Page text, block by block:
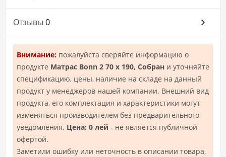
Отзывы 0
Внимание: пожалуйста сверяйте информацию о
продукте Матрас Bonn 2 70 х 190, Собран и уточняйте
спецификацию, цены, наличие на складе на данный
продукт у менеджеров нашей компании. Внешний вид
продукта, его комплектация и характеристики могут
изменяться производителем без предварительного
уведомления. Цена: 0 лей - не является публичной
офертой.
Заметили ошибку или неточность в описании товара,